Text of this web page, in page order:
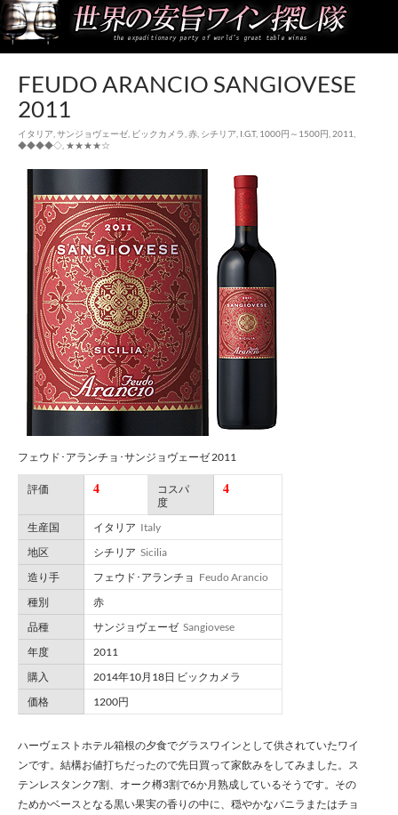
世界の安旨ワイン探し隊
FEUDO ARANCIO SANGIOVESE
2011
イタリア サンジョヴェーゼ ビックカメラ 赤 シチリア I.G.T, 1000円～1500円 2011
◆◆◆◆◇ ★★★★☆
フェウド･アランチョ･サンジョヴェーゼ 2011
評価 4
コスパ
度
4
生産国 イタリア Italy
地区
シチリア Sicilia
造り手
フェウド･アランチョ Feudo Arancio
種別
赤
品種
サンジョヴェーゼ Sangiovese
年度
2011
購入
2014年10月18日 ビックカメラ
価格
1200円
ハーヴェストホテル箱根の夕食でグラスワインとして供されていたワイ
ンです。結構お値打ちだったので先日買って家飲みをしてみました。ス
テンレスタンク7割、オーク樽3割で6か月熟成しているそうです。その
ためかベースとなる黒い果実の香りの中に、穏やかなバニラまたはチョ